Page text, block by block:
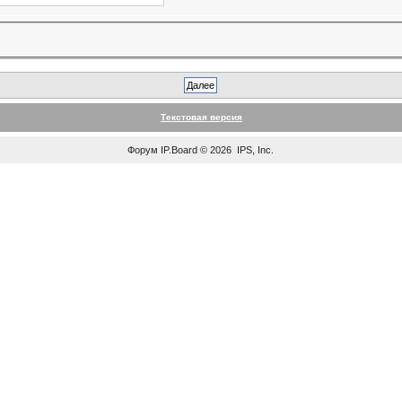
Текстовая версия
Форум IP.Board © 2026 IPS, Inc